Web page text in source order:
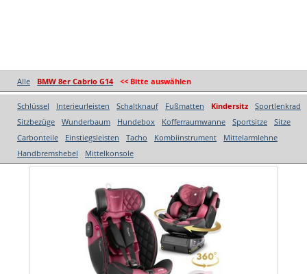
Alle BMW 8er Cabrio G14 << Bitte auswählen
Schlüssel Interieurleisten Schaltknauf Fußmatten Kindersitz
Sportlenkrad
Sitzbezüge
Wunderbaum Hundebox Kofferraumwanne Sportsitze
Sitze
Carbonteile
Einstiegsleisten Tacho Kombiinstrument
Mittelarmlehne
Handbremshebel
Mittelkonsole